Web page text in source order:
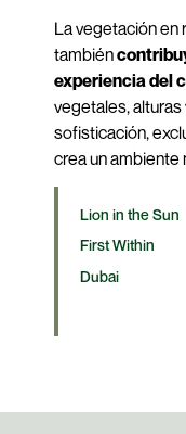
La vegetación en
también
experiencia del
vegetales,
sofisticación,
crea un ambiente
Lion in the Sun
First Within
Dubai